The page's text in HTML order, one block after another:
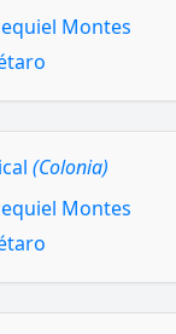
Montes
(Colonia)
Montes